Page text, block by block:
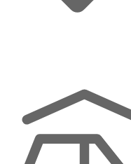
60.000 €. Vor